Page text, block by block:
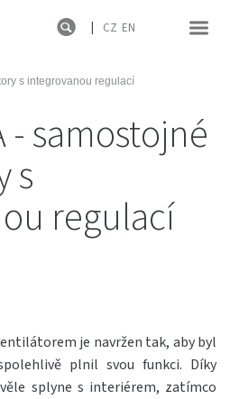
CZ EN
s integrovanou regulací
- samostojné
s
regulací
je navržen tak, aby byl
plnil svou funkci. Díky
splyne s interiérem, zatímco